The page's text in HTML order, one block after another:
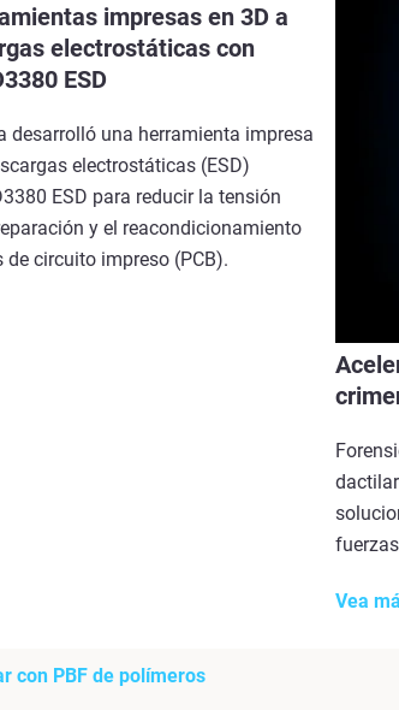
impresas en 3D a
electrostáticas con
ESD
desarrolló una herramienta impresa
electrostáticas (ESD)
ESD para reducir la tensión
y el reacondicionamiento
circuito impreso (PCB).
Vea
con PBF de polímeros